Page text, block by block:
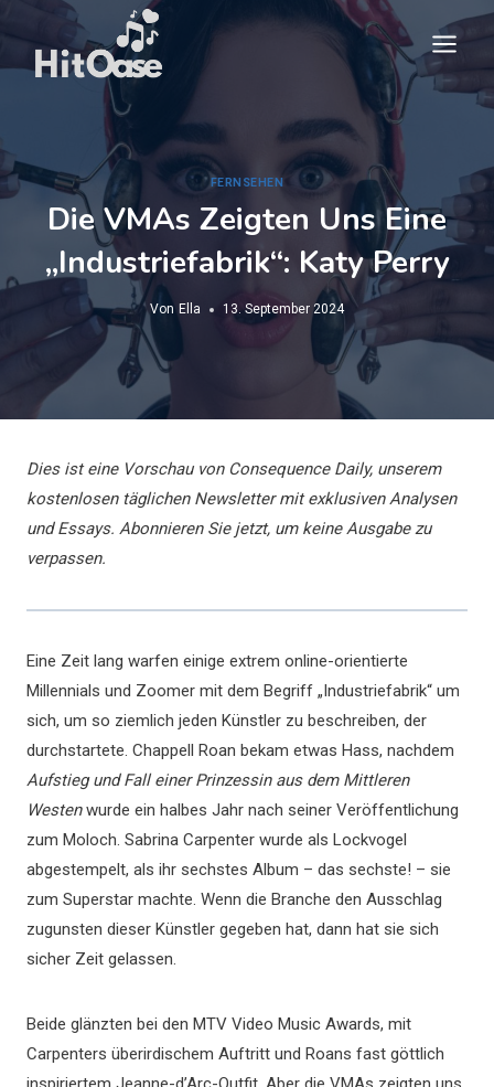
springen
FERNSEHEN
Die VMAs Zeigten Uns Eine
„Industriefabrik“: Katy Perry
Von Ella 13. September 2024
Dies ist eine Vorschau von Consequence Daily, unserem
kostenlosen täglichen Newsletter mit exklusiven Analysen
und Essays. Abonnieren Sie jetzt, um keine Ausgabe zu
verpassen.
Eine Zeit lang warfen einige extrem online-orientierte
Millennials und Zoomer mit dem Begriff „Industriefabrik“ um
sich, um so ziemlich jeden Künstler zu beschreiben, der
durchstartete. Chappell Roan bekam etwas Hass, nachdem
Aufstieg und Fall einer Prinzessin aus dem Mittleren
Westenwurde ein halbes Jahr nach seiner Veröffentlichung
zum Moloch. Sabrina Carpenter wurde als Lockvogel
abgestempelt, als ihr sechstes Album – das sechste! – sie
zum Superstar machte. Wenn die Branche den Ausschlag
zugunsten dieser Künstler gegeben hat, dann hat sie sich
sicher Zeit gelassen.
Beide glänzten bei den MTV Video Music Awards, mit
Carpenters überirdischem Auftritt und Roans fast göttlich